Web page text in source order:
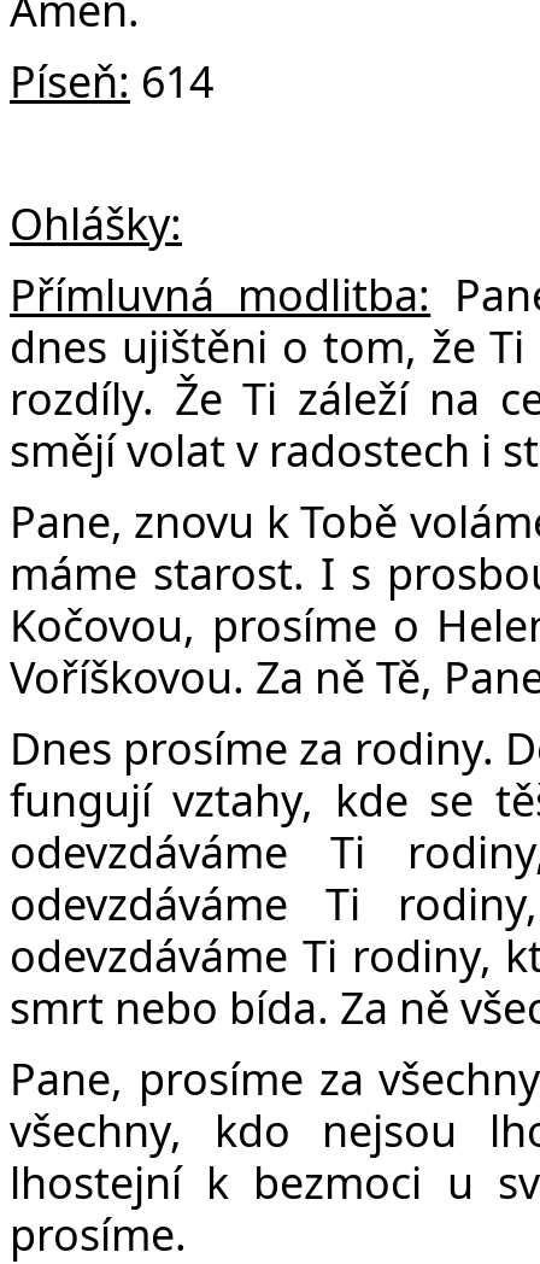
Píseň: 614
Ohlášky:
Přímluvná modlitba:
dnes ujištěni o tom, že
rozdíly. Že Ti záleží na
smějí volat v radostech i
Pane, znovu k Tobě
máme starost. I s
Kočovou, prosíme o
Voříškovou. Za ně Tě,
Dnes prosíme za rodiny.
fungují vztahy, kde se
odevzdáváme Ti
odevzdáváme Ti
odevzdáváme Ti rodiny,
smrt nebo bída. Za ně
Pane, prosíme za
všechny, kdo nejsou
lhostejní k bezmoci u
prosíme.